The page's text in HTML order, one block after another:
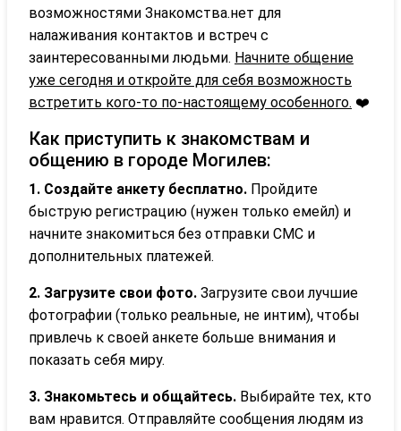
возможностями Знакомства.нет для
налаживания контактов и встреч с
заинтересованными людьми. Начните общение
уже сегодня и откройте для себя возможность
встретить кого-то по-настоящему особенного. ❤️
Как приступить к знакомствам и
общению в городе Могилев:
1. Создайте анкету бесплатно. Пройдите
быструю регистрацию (нужен только емейл) и
начните знакомиться без отправки СМС и
дополнительных платежей.
2. Загрузите свои фото. Загрузите свои лучшие
фотографии (только реальные, не интим), чтобы
привлечь к своей анкете больше внимания и
показать себя миру.
3. Знакомьтесь и общайтесь. Выбирайте тех, кто
вам нравится. Отправляйте сообщения людям из